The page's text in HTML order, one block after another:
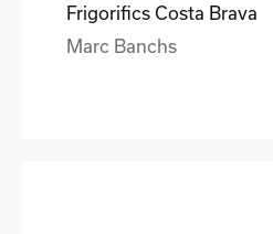
Frigorifics Costa Brava
Marc Banchs